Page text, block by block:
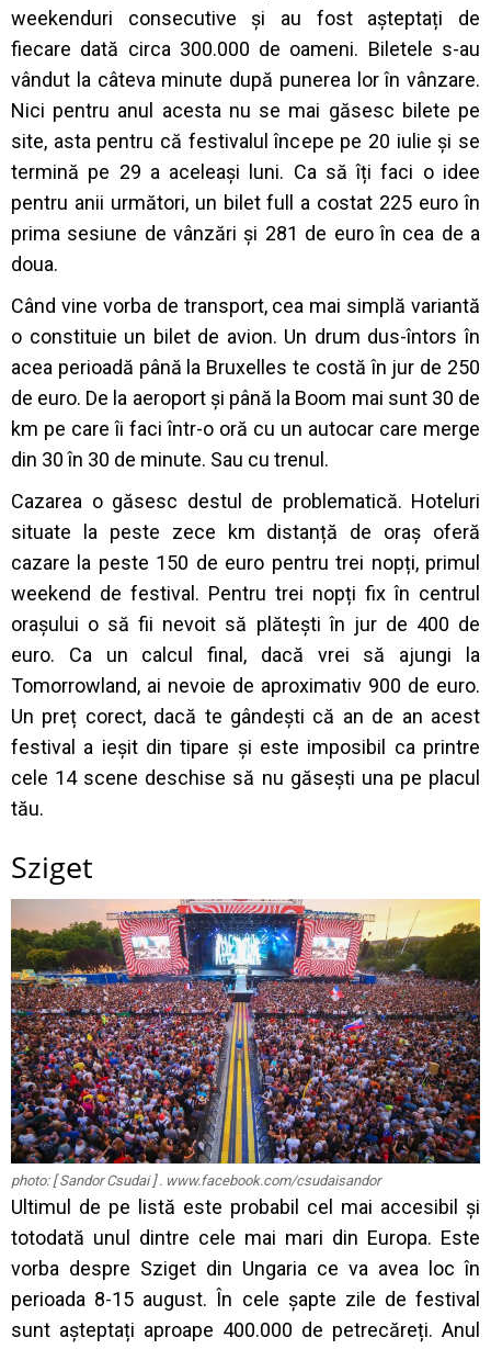
weekenduri consecutive și au fost așteptați de
fiecare dată circa 300.000 de oameni. Biletele s-au
vândut la câteva minute după punerea lor în vânzare.
Nici pentru anul acesta nu se mai găsesc bilete pe
site, asta pentru că festivalul începe pe 20 iulie și se
termină pe 29 a aceleași luni. Ca să îți faci o idee
pentru anii următori, un bilet full a costat 225 euro în
prima sesiune de vânzări și 281 de euro în cea de a
doua.
Când vine vorba de transport, cea mai simplă variantă
o constituie un bilet de avion. Un drum dus-întors în
acea perioadă până la Bruxelles te costă în jur de 250
de euro. De la aeroport și până la Boom mai sunt 30 de
km pe care îi faci într-o oră cu un autocar care merge
din 30 în 30 de minute. Sau cu trenul.
Cazarea o găsesc destul de problematică. Hoteluri
situate la peste zece km distanță de oraș oferă
cazare la peste 150 de euro pentru trei nopți, primul
weekend de festival. Pentru trei nopți fix în centrul
orașului o să fii nevoit să plătești în jur de 400 de
euro. Ca un calcul final, dacă vrei să ajungi la
Tomorrowland, ai nevoie de aproximativ 900 de euro.
Un preț corect, dacă te gândești că an de an acest
festival a ieșit din tipare și este imposibil ca printre
cele 14 scene deschise să nu găsești una pe placul
tău.
Sziget
photo: [ Sandor Csudai ] . www.facebook.com/csudaisandor
Ultimul de pe listă este probabil cel mai accesibil și
totodată unul dintre cele mai mari din Europa. Este
vorba despre Sziget din Ungaria ce va avea loc în
perioada 8-15 august. În cele șapte zile de festival
sunt așteptați aproape 400.000 de petrecăreți. Anul